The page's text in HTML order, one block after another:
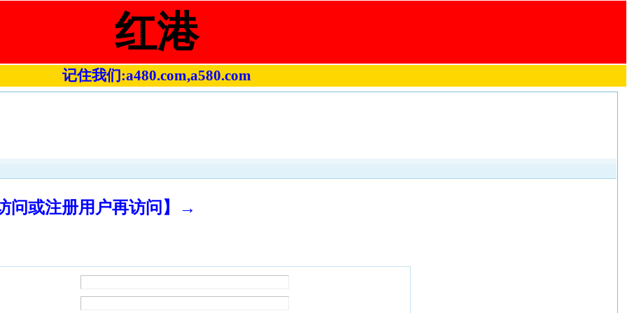
红港
记住我们:a480.com,a580.com
问或注册用户再访问】→